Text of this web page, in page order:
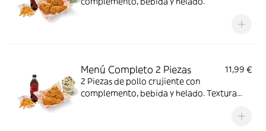
Menú Completo 2 Piezas
11,99 €
2 Piezas de pollo crujiente con
complemento, bebida y helado. Textura